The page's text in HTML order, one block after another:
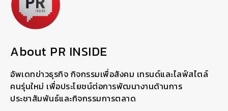
About PR INSIDE
อัพเดทข่าวธุรกิจ กิจกรรมเพื่อสังคม เทรนด์และไลฟ์สไตล์
คนรุ่นใหม่ เพื่อประโยชน์ต่อการพัฒนางานด้านการ
ประชาสัมพันธ์และกิจกรรมการตลาด